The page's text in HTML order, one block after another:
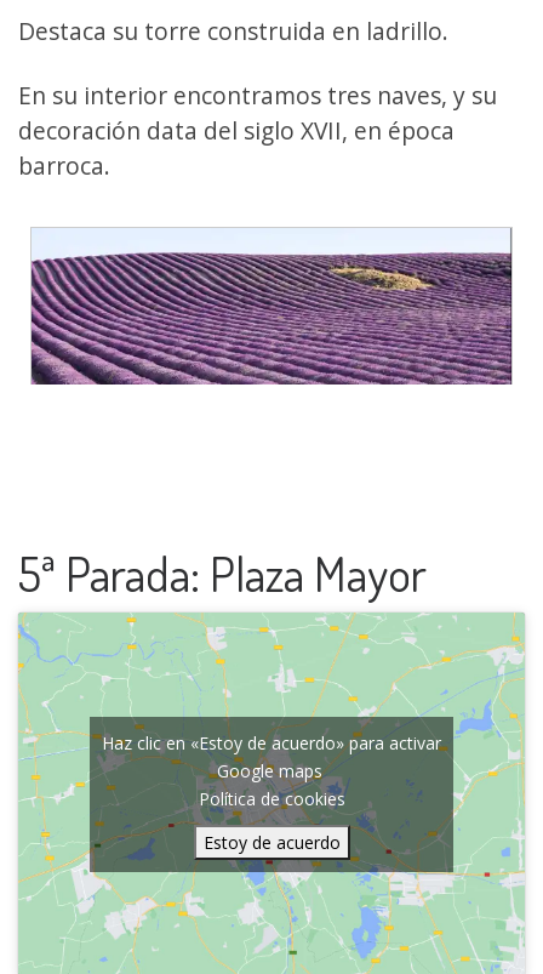
Destaca su torre construida en ladrillo.
En su interior encontramos tres naves, y su
decoración data del siglo XVII, en época
barroca.
5ª Parada: Plaza Mayor
Haz clic en «Estoy de acuerdo» para activar
Google maps
Política de cookies
Estoy de acuerdo